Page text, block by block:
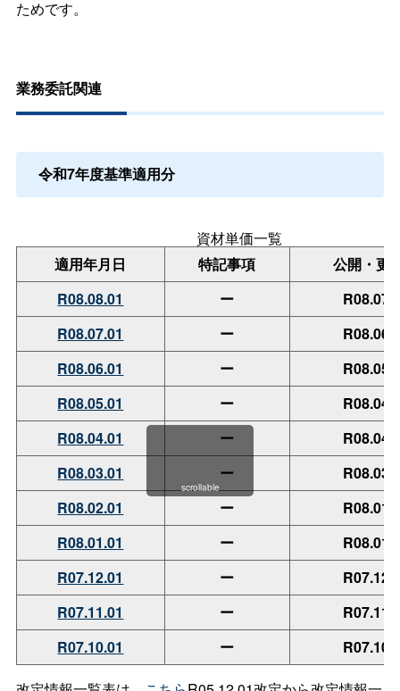
ためです。
業務委託関連
令和7年度基準適用分
資材単価一覧
適用年月日
特記事項
公開・更
R08.08.01
ー
R08.07.01
ー
R08.06.01
ー
R08.05.01
ー
R08.04.01
ー
R08.03.01
ー
R08.02.01
ー
R08.01.01
ー
R07.12.01
ー
R07.11.01
ー
R07.10.01
ー
scrollable